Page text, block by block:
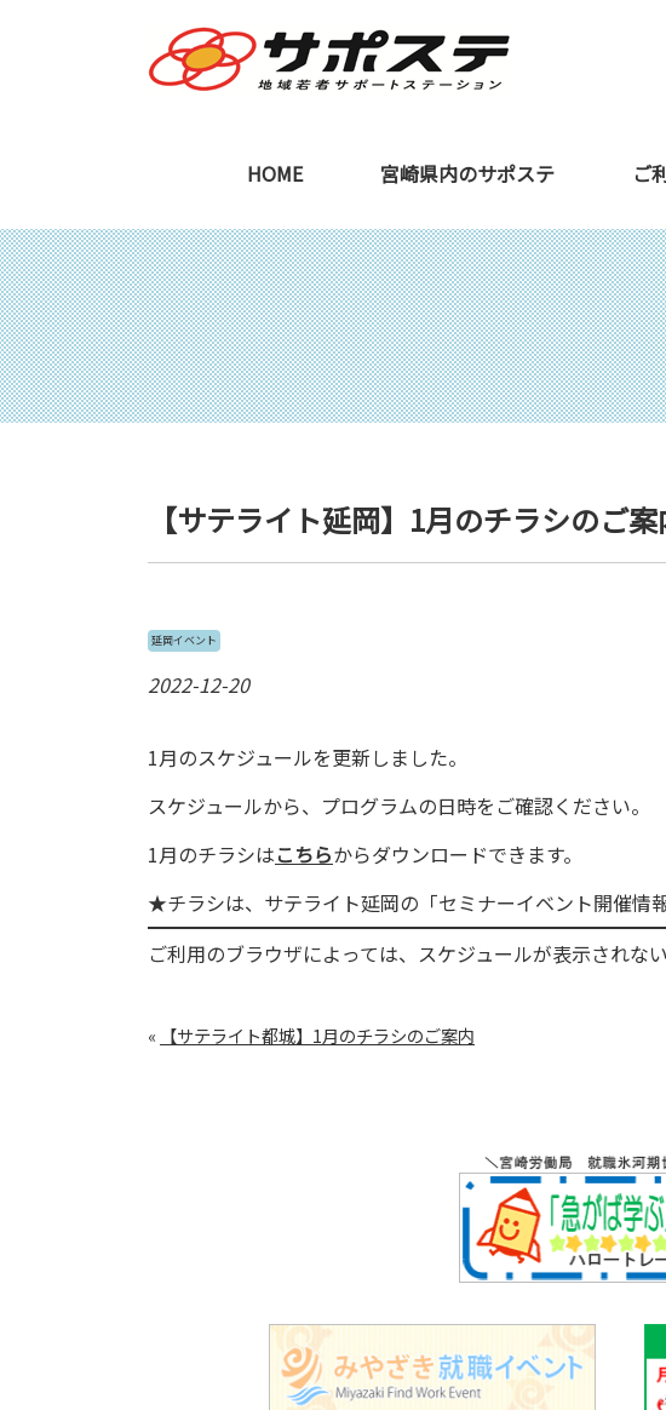
HOME 宮崎県内のサポステ
宮崎本部 サテライト
ご
ご利用を検討中の方へ 教育機
【サテライト延岡】1月のチラシのご案
延岡イベント
2022-12-20
1月のスケジュールを更新しました。
スケジュールから、プログラムの日時をご確認ください。
1月のチラシはこちらからダウンロードできます。
★チラシは、サテライト延岡の「セミナーイベント開催情
ご利用のブラウザによっては、スケジュールが表示されな
« 【サテライト都城】1月のチラシのご案内